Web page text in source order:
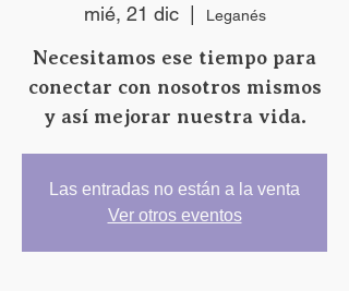
mié, 21 dic
  |
Leganés
Necesitamos ese tiempo para
conectar con nosotros mismos
y así mejorar nuestra vida.
Las entradas no están a la venta
Ver otros eventos